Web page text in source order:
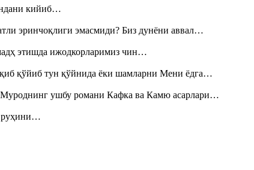
кийиб…
эринчоқлиги эмасмиди? Биз дунёни аввал…
этишда ижодкорларимиз чин…
қўйиб тун қўйнида ёки шамларни Мени ёдга…
Муроднинг ушбу романи Кафка ва Камю асарлари…
руҳини…